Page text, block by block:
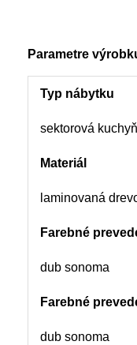
Parametre
Typ nábytku
sektorová
Materiál
laminovaná
Farebné
dub sonoma
Farebné
dub sonoma